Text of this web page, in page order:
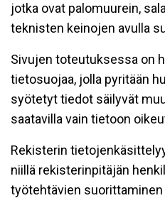
jotka ovat palomuurein,
teknisten keinojen avulla
Sivujen toteutuksessa on
tietosuojaa, jolla pyritään
syötetyt tiedot säilyvät
saatavilla vain tietoon
Rekisterin
niillä rekisterinpitäjän
työtehtävien